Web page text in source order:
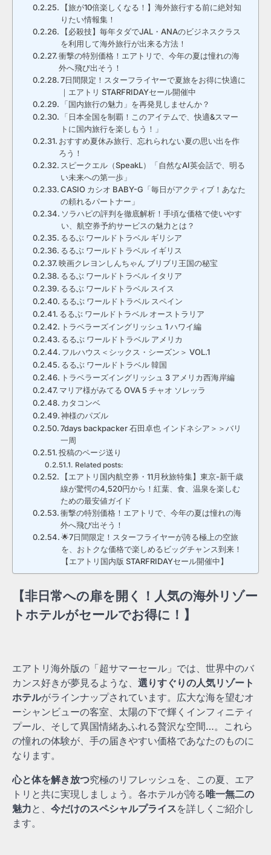
【旅が10倍楽しくなる！】海外旅行する前に絶対知
りたい情報集！
【必殺技】毎年タダでJAL・ANAのビジネスクラス
を利用して海外旅行が出来る方法！
衝撃の特別価格！エアトリで、今年の夏は憧れの海
外へ飛び出そう！
7日間限定！スターフライヤーで夏旅をお得に快適に
｜エアトリ STARFRIDAYセール開催中
「国内旅行の魅力」を再発見しませんか？
「日本全国を制覇！このアイテムで、快適&スマー
トに国内旅行を楽しもう！」
おすすめ夏休み旅行、忘れられない夏の思い出を作
ろう！
スピークエル（SpeakL）「自然なAI英会話で、明る
い未来への第一歩」
CASIO カシオ BABY-G「毎日がアクティブ！あなた
の頼れるパートナー」
ソラハピの評判を徹底解析！手頃な価格で使いやす
い、航空券予約サービスの魅力とは？
るるぶ ワールドトラベル ギリシア
るるぶ ワールドトラベル イギリス
映画クレヨンしんちゃん ブリブリ王国の秘宝
るるぶ ワールドトラベル イタリア
るるぶ ワールドトラベル スイス
るるぶ ワールドトラベル スペイン
るるぶ ワールドトラベル オーストラリア
トラベラーズイングリッシュ 1 ハワイ編
るるぶ ワールドトラベル アメリカ
フルハウス＜シックス・シーズン＞ VOL.1
るるぶ ワールドトラベル 韓国
トラベラーズイングリッシュ 3 アメリカ西海岸編
マリア様がみてる OVA 5 チャオ ソレッラ
カタコンベ
神様のパズル
7days backpacker 石田卓也 インドネシア＞＞バリ
一周
投稿のページ送り
Related posts:
【エアトリ国内航空券・11月秋旅特集】東京-新千歳
線が驚愕の4,520円から！紅葉、食、温泉を楽しむ
ための最安値ガイド
衝撃の特別価格！エアトリで、今年の夏は憧れの海
外へ飛び出そう！
🌟7日間限定！スターフライヤーが誇る極上の空旅
を、おトクな価格で楽しめるビッグチャンス到来！
【エアトリ国内版 STARFRIDAYセール開催中】
【非日常への扉を開く！人気の海外リゾー
トホテルがセールでお得に！】
エアトリ海外版の「超サマーセール」では、世界中のバ
カンス好きが夢見るような、 選りすぐりの人気リゾート
ホテルがラインナップされています。広大な海を望むオ
ーシャンビューの客室、太陽の下で輝くインフィニティ
プール、そして異国情緒あふれる贅沢な空間…。これら
の憧れの体験が、手の届きやすい価格であなたのものに
なります。
心と体を解き放つ究極のリフレッシュを、この夏、エア
トリと共に実現しましょう。各ホテルが誇る唯一無二の
魅力と、 今だけのスペシャルプライスを詳しくご紹介し
ます。